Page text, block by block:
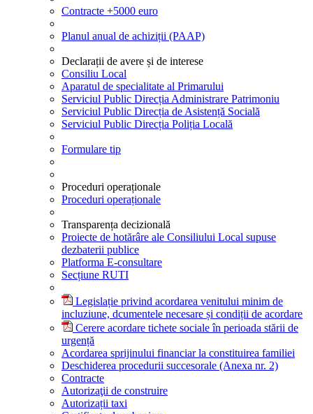
Contracte +5000 euro
Planul anual de achiziții (PAAP)
Declarații de avere și de interese
Consiliu Local
Aparatul de specialitate al Primarului
Serviciul Public Direcția Administrare Patrimoniu
Serviciul Public Direcția de Asistență Socială
Serviciul Public Direcția Poliția Locală
Formulare tip
Proceduri operaționale
Proceduri operaționale
Transparența decizională
Proiecte de hotărâre ale Consiliului Local supuse
dezbaterii publice
Platforma E-consultare
Secțiune RUTI
Legislație privind acordarea venitului minim de
incluziune, dcumentele necesare și condiții de acordare
Cerere acordare tichete sociale în perioada stării de
urgență
Acordarea sprijinului financiar la constituirea familiei
Deschiderea procedurii succesorale (Anexa nr. 2)
Contracte
Autorizaţii de construire
Autorizații taxi